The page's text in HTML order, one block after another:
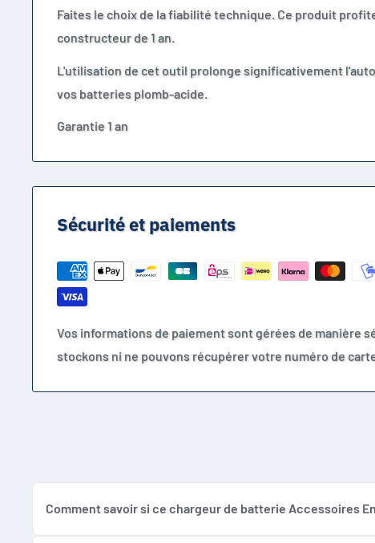
Faites le choix de la fiabilité technique. Ce produit
constructeur de 1 an.
L'utilisation de cet outil prolonge significativement
vos batteries plomb-acide.
Garantie 1 an
Sécurité et paiements
Vos informations de paiement sont gérées de manière
stockons ni ne pouvons récupérer votre numéro de
Comment savoir si ce chargeur de batterie Accessoires